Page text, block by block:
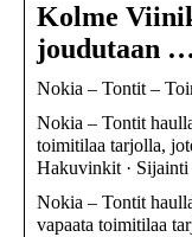
Kolme
joudutaan
Nokia – Tontit –
Nokia – Tontit
toimitilaa tarjolla,
Hakuvinkit ·
Nokia – Tontit
vapaata toimitilaa